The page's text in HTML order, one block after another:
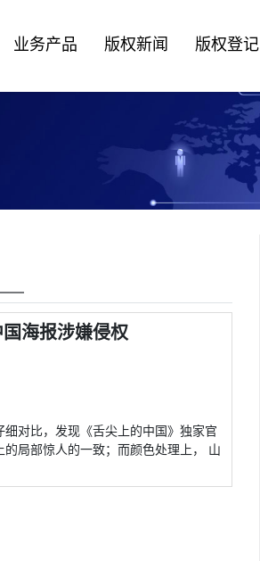
业务产品 版权新闻 版权登记
――
海报涉嫌侵权
对比，发现《舌尖上的中国》独家官
局部惊人的一致；而颜色处理上， 山